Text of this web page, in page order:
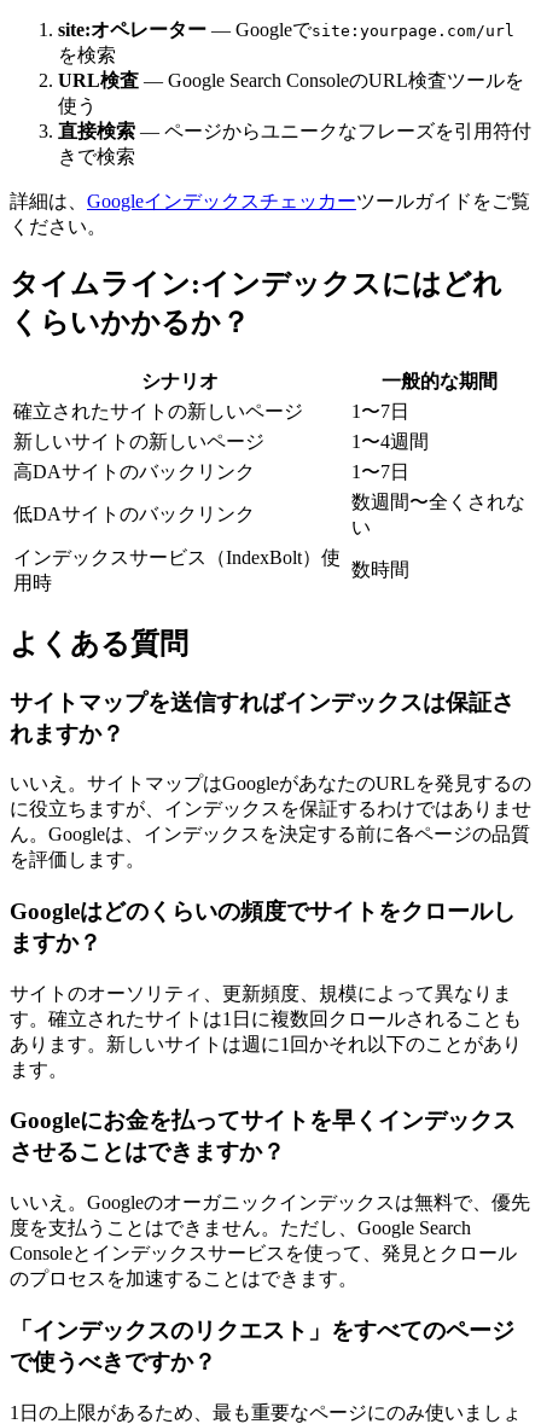
site:オペレーター — Googleでsite:yourpage.com/url
を検索
URL検査 — Google Search ConsoleのURL検査ツールを
使う
直接検索 — ページからユニークなフレーズを引用符付
きで検索
詳細は、 Googleインデックスチェッカーツールガイドをご覧
ください。
タイムライン:インデックスにはどれ
くらいかかるか？
シナリオ
一般的な期間
確立されたサイトの新しいページ
1〜7日
新しいサイトの新しいページ
1〜4週間
高DAサイトのバックリンク
1〜7日
低DAサイトのバックリンク
数週間〜全くされな
い
インデックスサービス（IndexBolt）使
用時
数時間
よくある質問
サイトマップを送信すればインデックスは保証さ
れますか？
いいえ。サイトマップはGoogleがあなたのURLを発見するの
に役立ちますが、インデックスを保証するわけではありませ
ん。Googleは、インデックスを決定する前に各ページの品質
を評価します。
Googleはどのくらいの頻度でサイトをクロールし
ますか？
サイトのオーソリティ、更新頻度、規模によって異なりま
す。確立されたサイトは1日に複数回クロールされることも
あります。新しいサイトは週に1回かそれ以下のことがあり
ます。
Googleにお金を払ってサイトを早くインデックス
させることはできますか？
いいえ。Googleのオーガニックインデックスは無料で、優先
度を支払うことはできません。ただし、Google Search
Consoleとインデックスサービスを使って、発見とクロール
のプロセスを加速することはできます。
「インデックスのリクエスト」をすべてのページ
で使うべきですか？
1日の上限があるため、最も重要なページにのみ使いましょ